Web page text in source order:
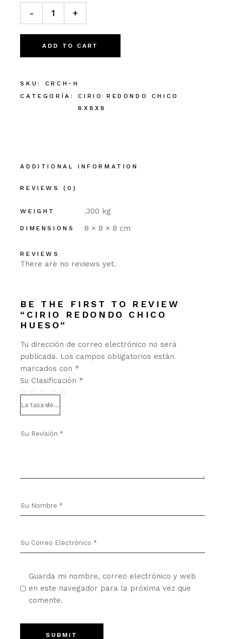
Cirio redondo chico Hueso cantidad
- +
ADD TO CART
SKU:
CRCH-H
CATEGORÍA:
CIRIO REDONDO CHICO
8X8X8
ADDITIONAL INFORMATION
REVIEWS (0)
WEIGHT .300 kg
DIMENSIONS 8 × 8 × 8 cm
REVIEWS
There are no reviews yet.
BE THE FIRST TO REVIEW
“CIRIO REDONDO CHICO
HUESO”
Tu dirección de correo electrónico no será
publicada. Los campos obligatorios están
marcados con *
Su Clasificación *
Guarda mi nombre, correo electrónico y web
en este navegador para la próxima vez que
comente.
SUBMIT